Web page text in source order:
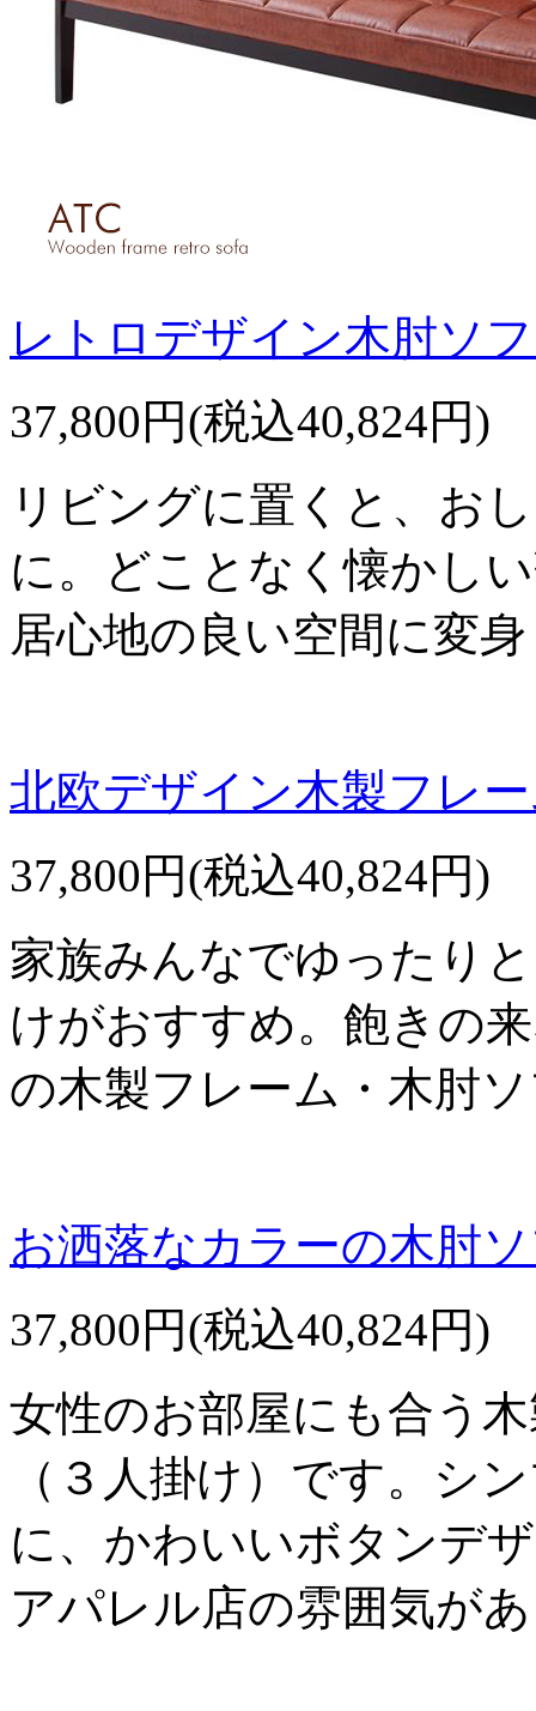
レトロデザイン木肘ソ
37,800円(税込40,824円)
リビングに置くと、お
に。どことなく懐かし
居心地の良い空間に変
北欧デザイン木製フレ
37,800円(税込40,824円)
家族みんなでゆったり
けがおすすめ。飽きの
の木製フレーム・木肘
お洒落なカラーの木肘
37,800円(税込40,824円)
女性のお部屋にも合う
（３人掛け）です。シ
に、かわいいボタンデ
アパレル店の雰囲気が